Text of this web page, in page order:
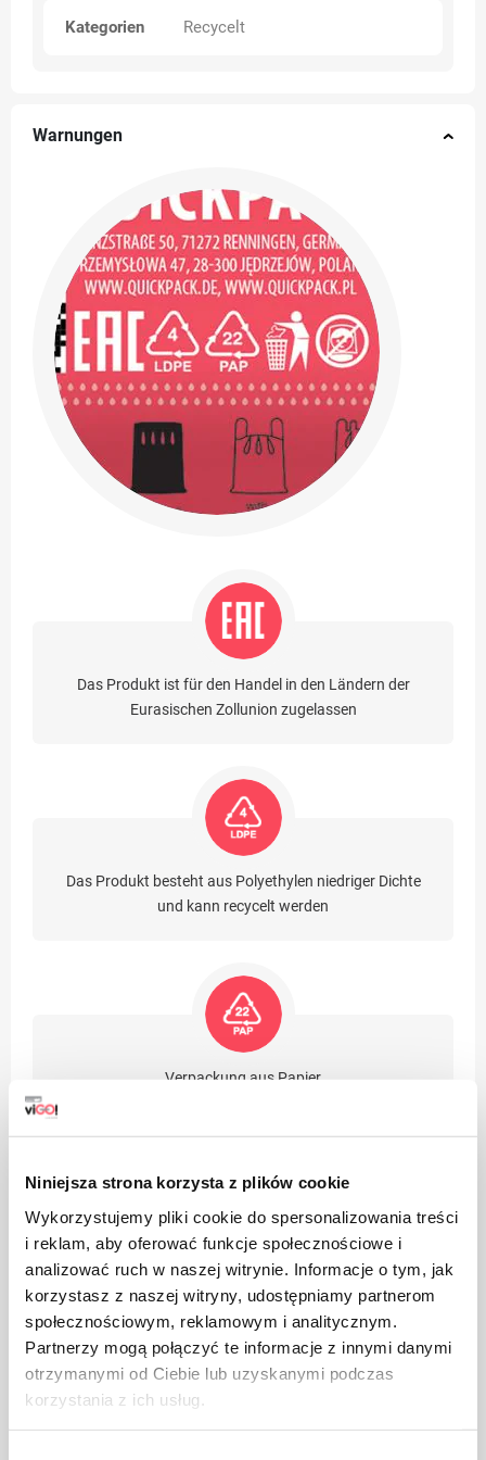
Niniejsza strona korzysta z plików cookie
Wykorzystujemy pliki cookie do spersonalizowania treści
i reklam, aby oferować funkcje społecznościowe i
analizować ruch w naszej witrynie. Informacje o tym, jak
korzystasz z naszej witryny, udostępniamy partnerom
społecznościowym, reklamowym i analitycznym.
Partnerzy mogą połączyć te informacje z innymi danymi
otrzymanymi od Ciebie lub uzyskanymi podczas
korzystania z ich usług.
Kategorien Recycelt
Warnungen
Das Produkt ist für den Handel in den Ländern der
Eurasischen Zollunion zugelassen
Das Produkt besteht aus Polyethylen niedriger Dichte
und kann recycelt werden
Verpackung aus Papier
Achten Sie auf Sauberkeit, werfen Sie die gebrauchte
Produktverpackung in den Mülleimer